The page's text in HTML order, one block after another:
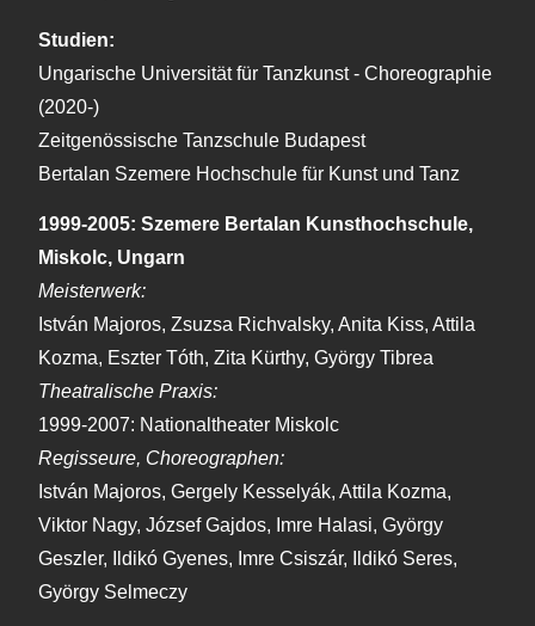
Studien:
Ungarische Universität für Tanzkunst - Choreographie
(2020-)
Zeitgenössische Tanzschule Budapest
Bertalan Szemere Hochschule für Kunst und Tanz
1999-2005: Szemere Bertalan Kunsthochschule,
Miskolc, Ungarn
Meisterwerk:
István Majoros, Zsuzsa Richvalsky, Anita Kiss, Attila
Kozma, Eszter Tóth, Zita Kürthy, György Tibrea
Theatralische Praxis:
1999-2007: Nationaltheater Miskolc
Regisseure, Choreographen:
István Majoros, Gergely Kesselyák, Attila Kozma,
Viktor Nagy, József Gajdos, Imre Halasi, György
Geszler, Ildikó Gyenes, Imre Csiszár, Ildikó Seres,
György Selmeczy